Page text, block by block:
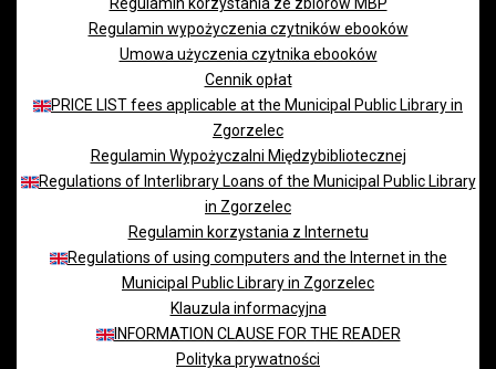
Regulamin wypożyczenia czytników ebooków
Umowa użyczenia czytnika ebooków
Cennik opłat
PRICE LIST fees applicable at the Municipal Public Library in
Zgorzelec
Regulamin Wypożyczalni Międzybibliotecznej
Regulations of Interlibrary Loans of the Municipal Public Library
in Zgorzelec
Regulamin korzystania z Internetu
Regulations of using computers and the Internet in the
Municipal Public Library in Zgorzelec
Klauzula informacyjna
INFORMATION CLAUSE FOR THE READER
Polityka prywatności